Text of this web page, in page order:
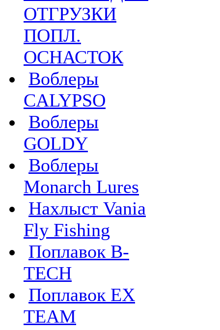
ОТГРУЗКИ
ПОПЛ.
ОСНАСТОК
Воблеры
CALYPSO
Воблеры
GOLDY
Воблеры
Monarch Lures
Нахлыст Vania
Fly Fishing
Поплавок B-
TECH
Поплавок EX
TEAM